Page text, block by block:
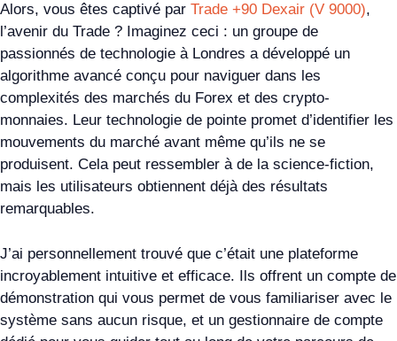
Alors, vous êtes captivé par Trade +90 Dexair (V 9000),
l’avenir du Trade ? Imaginez ceci : un groupe de
passionnés de technologie à Londres a développé un
algorithme avancé conçu pour naviguer dans les
complexités des marchés du Forex et des crypto-
monnaies. Leur technologie de pointe promet d’identifier les
mouvements du marché avant même qu’ils ne se
produisent. Cela peut ressembler à de la science-fiction,
mais les utilisateurs obtiennent déjà des résultats
remarquables.
J’ai personnellement trouvé que c’était une plateforme
incroyablement intuitive et efficace. Ils offrent un compte de
démonstration qui vous permet de vous familiariser avec le
système sans aucun risque, et un gestionnaire de compte